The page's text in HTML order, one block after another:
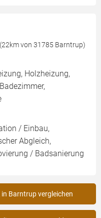
von 31785 Barntrup)
Holzheizung,
/ Einbau,
Abgleich,
/ Badsanierung
Barntrup vergleichen